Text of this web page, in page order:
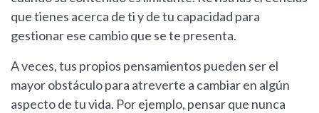
que tienes acerca de ti y de tu capacidad para
gestionar ese cambio que se te presenta.
A veces, tus propios pensamientos pueden ser el
mayor obstáculo para atreverte a cambiar en algún
aspecto de tu vida. Por ejemplo, pensar que nunca